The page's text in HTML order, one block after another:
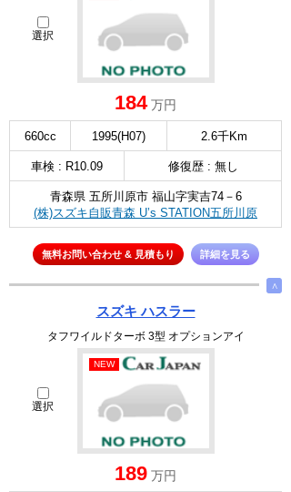
選択
184万円
660cc 1995(H07) 2.6千Km
車検 : R10.09 修復歴 : 無し
青森県 五所川原市 福山字実吉74－6
(株)スズキ自販青森 U’s STATION五所川原
無料お問い合わせ & 見積もり 詳細を見る
∧
スズキ ハスラー
タフワイルドターボ 3型 オプションアイ
選択
NEW
189 万円